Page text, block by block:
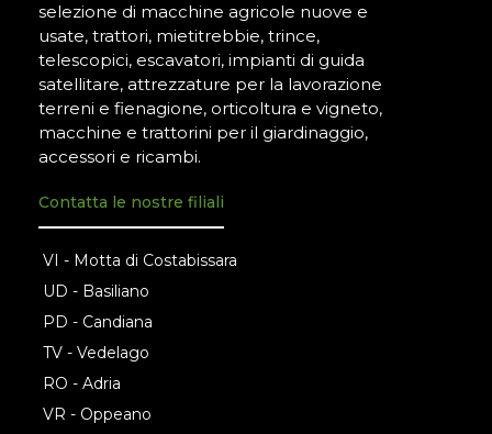
selezione di macchine agricole nuove e
usate, trattori, mietitrebbie, trince,
telescopici, escavatori, impianti di guida
satellitare, attrezzature per la lavorazione
terreni e fienagione, orticoltura e vigneto,
macchine e trattorini per il giardinaggio,
accessori e ricambi.
Contatta le nostre filiali
VI - Motta di Costabissara
UD - Basiliano
PD - Candiana
TV - Vedelago
RO - Adria
VR - Oppeano